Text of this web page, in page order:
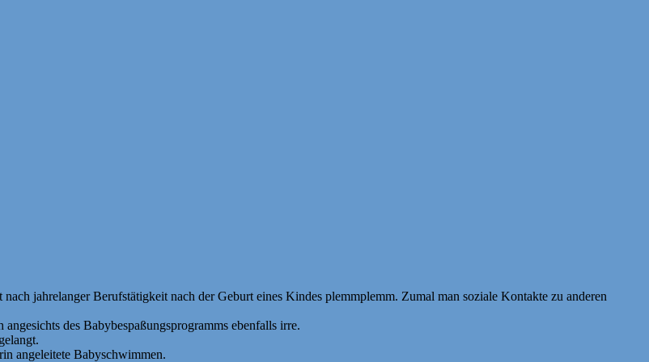
jahrelanger Berufstätigkeit nach der Geburt eines Kindes plemmplemm. Zumal man soziale Kontakte zu anderen
des Babybespaßungsprogramms ebenfalls irre.
angeleitete Babyschwimmen.